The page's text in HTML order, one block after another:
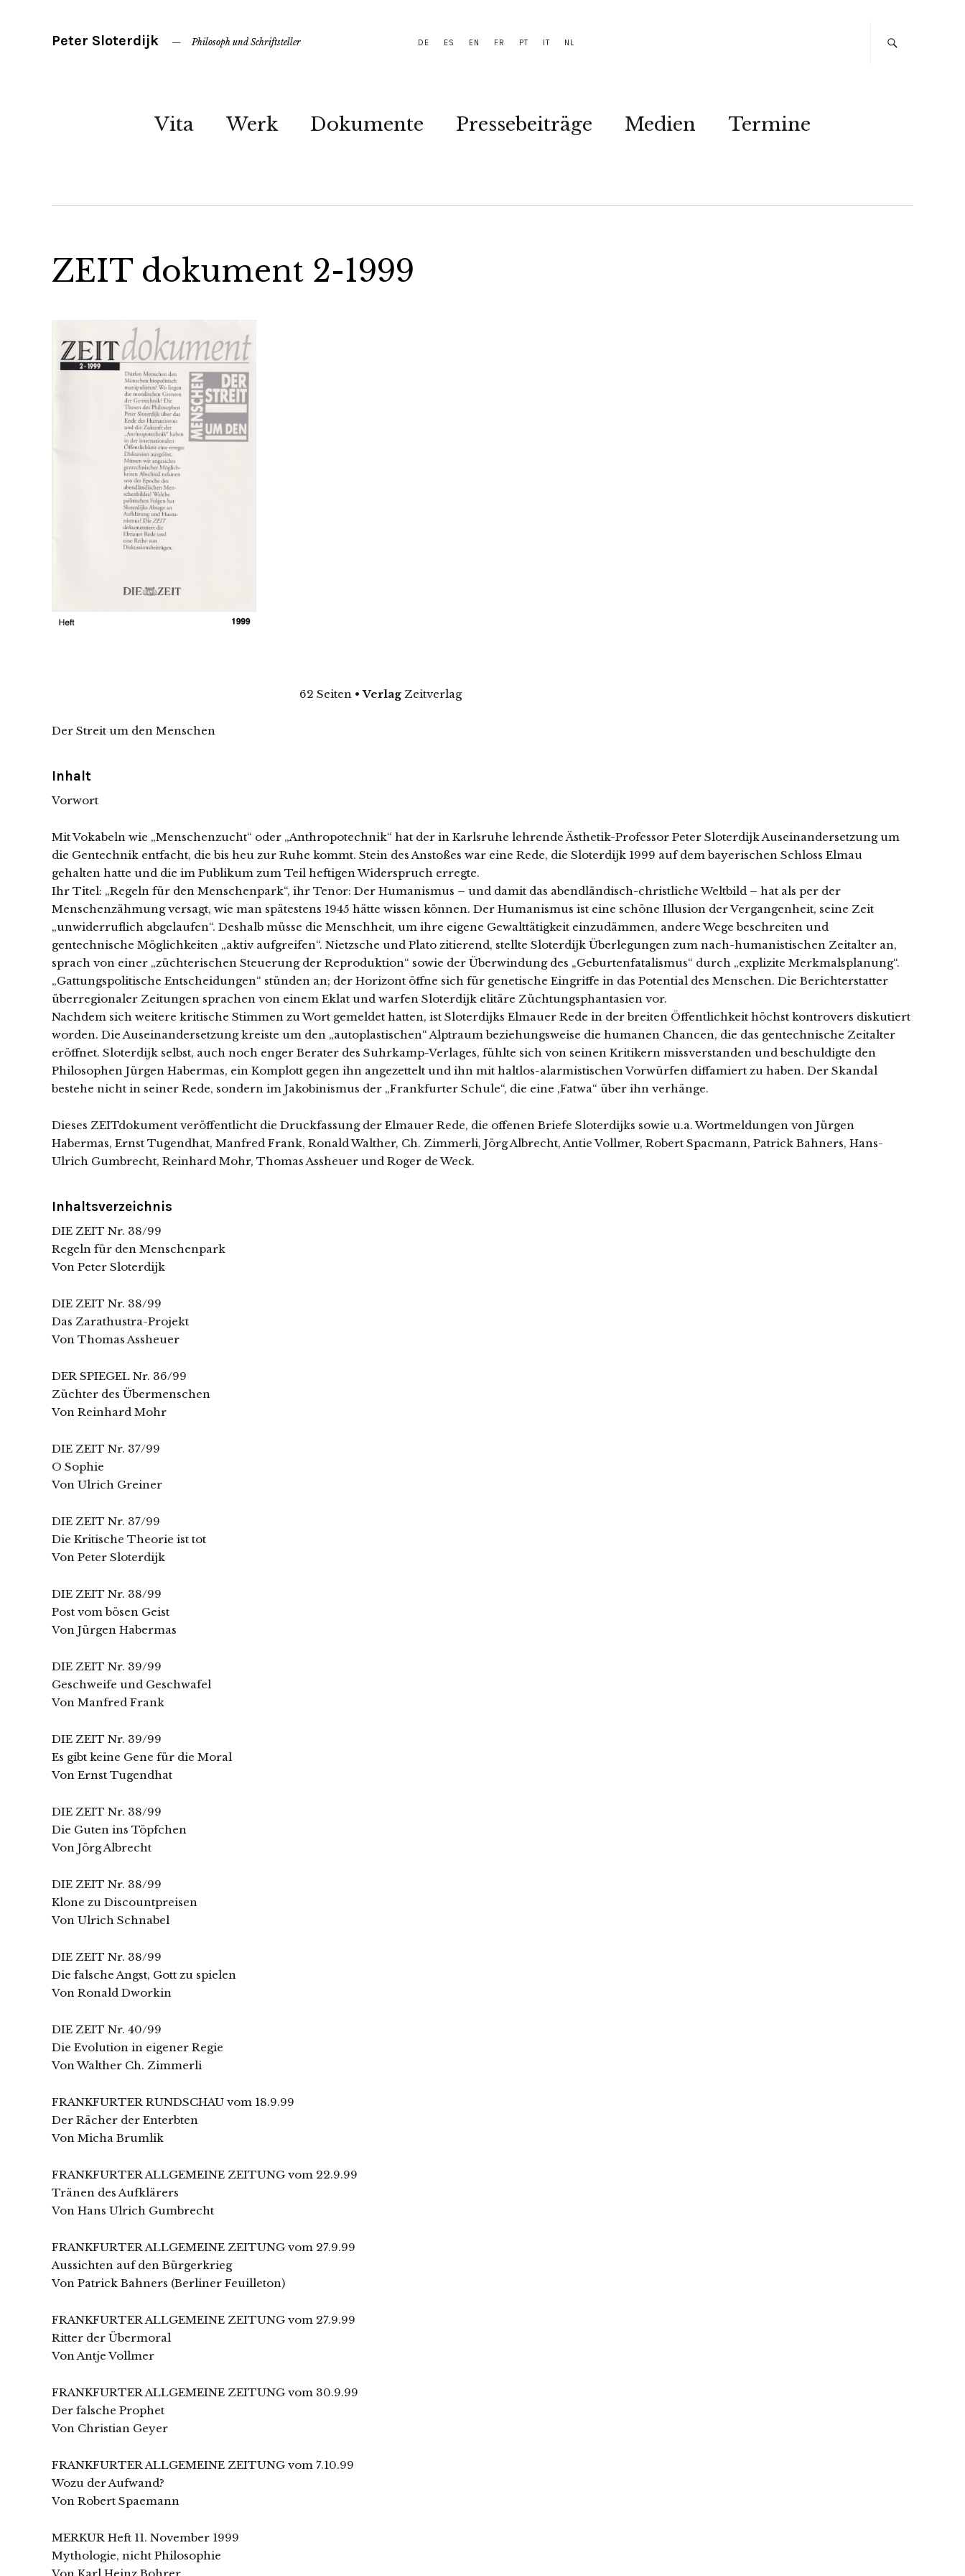
DE ES EN FR PT IT NL
Peter Sloterdijk Philosoph und Schriftsteller
Vita Werk Dokumente Pressebeiträge Medien Termine
ZEIT dokument 2-1999
62 Seiten • Verlag Zeitverlag
Der Streit um den Menschen
Inhalt
Vorwort
Mit Vokabeln wie „Menschenzucht“ oder „Anthropotechnik“ hat der in Karlsruhe lehrende Ästhetik-Professor Peter Sloterdijk Auseinandersetzung um
die Gentechnik entfacht, die bis heu zur Ruhe kommt. Stein des Anstoßes war eine Rede, die Sloterdijk 1999 auf dem bayerischen Schloss Elmau
gehalten hatte und die im Publikum zum Teil heftigen Widerspruch erregte.
Ihr Titel: „Regeln für den Menschenpark“, ihr Tenor: Der Humanismus – und damit das abendländisch-christliche Weltbild – hat als per der
Menschenzähmung versagt, wie man spätestens 1945 hätte wissen können. Der Humanismus ist eine schöne Illusion der Vergangenheit, seine Zeit
„unwiderruflich abgelaufen“. Deshalb müsse die Menschheit, um ihre eigene Gewalttätigkeit einzudämmen, andere Wege beschreiten und
gentechnische Möglichkeiten „aktiv aufgreifen“. Nietzsche und Plato zitierend, stellte Sloterdijk Überlegungen zum nach-humanistischen Zeitalter an,
sprach von einer „züchterischen Steuerung der Reproduktion“ sowie der Überwindung des „Geburtenfatalismus“ durch „explizite Merkmalsplanung“.
„Gattungspolitische Entscheidungen“ stünden an; der Horizont öffne sich für genetische Eingriffe in das Potential des Menschen. Die Berichterstatter
überregionaler Zeitungen sprachen von einem Eklat und warfen Sloterdijk elitäre Züchtungsphantasien vor.
Nachdem sich weitere kritische Stimmen zu Wort gemeldet hatten, ist Sloterdijks Elmauer Rede in der breiten Öffentlichkeit höchst kontrovers diskutiert
worden. Die Auseinandersetzung kreiste um den „autoplastischen“ Alptraum beziehungsweise die humanen Chancen, die das gentechnische Zeitalter
eröffnet. Sloterdijk selbst, auch noch enger Berater des Suhrkamp-Verlages, fühlte sich von seinen Kritikern missverstanden und beschuldigte den
Philosophen Jürgen Habermas, ein Komplott gegen ihn angezettelt und ihn mit haltlos-alarmistischen Vorwürfen diffamiert zu haben. Der Skandal
bestehe nicht in seiner Rede, sondern im Jakobinismus der „Frankfurter Schule“, die eine ,Fatwa“ über ihn verhänge.
Dieses ZEITdokument veröffentlicht die Druckfassung der Elmauer Rede, die offenen Briefe Sloterdijks sowie u.a. Wortmeldungen von Jürgen
Habermas, Ernst Tugendhat, Manfred Frank, Ronald Walther, Ch. Zimmerli, Jörg Albrecht, Antie Vollmer, Robert Spacmann, Patrick Bahners, Hans-
Ulrich Gumbrecht, Reinhard Mohr, Thomas Assheuer und Roger de Weck.
Inhaltsverzeichnis
DIE ZEIT Nr. 38/99
Regeln für den Menschenpark
Von Peter Sloterdijk
DIE ZEIT Nr. 38/99
Das Zarathustra-Projekt
Von Thomas Assheuer
DER SPIEGEL Nr. 36/99
Züchter des Übermenschen
Von Reinhard Mohr
DIE ZEIT Nr. 37/99
O Sophie
Von Ulrich Greiner
DIE ZEIT Nr. 37/99
Die Kritische Theorie ist tot
Von Peter Sloterdijk
DIE ZEIT Nr. 38/99
Post vom bösen Geist
Von Jürgen Habermas
DIE ZEIT Nr. 39/99
Geschweife und Geschwafel
Von Manfred Frank
DIE ZEIT Nr. 39/99
Es gibt keine Gene für die Moral
Von Ernst Tugendhat
DIE ZEIT Nr. 38/99
Die Guten ins Töpfchen
Von Jörg Albrecht
DIE ZEIT Nr. 38/99
Klone zu Discountpreisen
Von Ulrich Schnabel
DIE ZEIT Nr. 38/99
Die falsche Angst, Gott zu spielen
Von Ronald Dworkin
DIE ZEIT Nr. 40/99
Die Evolution in eigener Regie
Von Walther Ch. Zimmerli
FRANKFURTER RUNDSCHAU vom 18.9.99
Der Rächer der Enterbten
Von Micha Brumlik
FRANKFURTER ALLGEMEINE ZEITUNG vom 22.9.99
Tränen des Aufklärers
Von Hans Ulrich Gumbrecht
FRANKFURTER ALLGEMEINE ZEITUNG vom 27.9.99
Aussichten auf den Bürgerkrieg
Von Patrick Bahners (Berliner Feuilleton)
FRANKFURTER ALLGEMEINE ZEITUNG vom 27.9.99
Ritter der Übermoral
Von Antje Vollmer
FRANKFURTER ALLGEMEINE ZEITUNG vom 30.9.99
Der falsche Prophet
Von Christian Geyer
FRANKFURTER ALLGEMEINE ZEITUNG vom 7.10.99
Wozu der Aufwand?
Von Robert Spaemann
MERKUR Heft 11. November 1999
Mythologie, nicht Philosophie